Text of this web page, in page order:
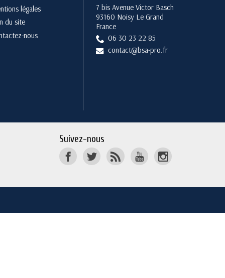
légales
du site
nous
7 bis Avenue Victor Basch
93160 Noisy Le Grand
France
06 30 23 22 85
contact@bsa-pro.fr
Suivez-nous